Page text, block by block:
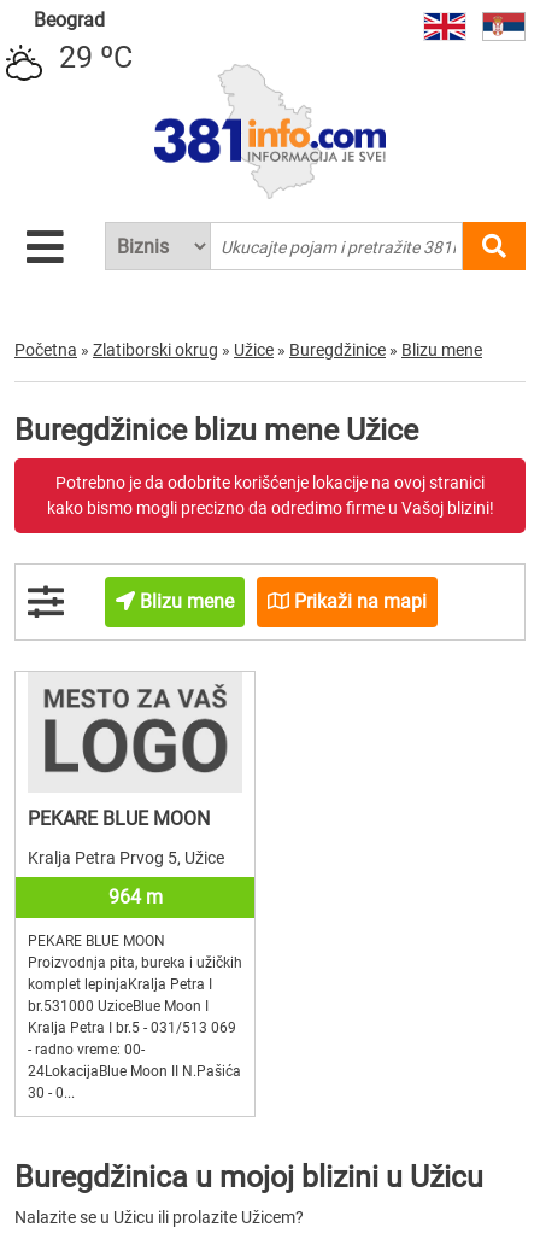
Beograd
29 ºC
Početna » Zlatiborski okrug » Užice » Buregdžinice » Blizu mene
Buregdžinice blizu mene Užice
Potrebno je da odobrite korišćenje lokacije na ovoj stranici
kako bismo mogli precizno da odredimo firme u Vašoj blizini!
Blizu mene Prikaži na mapi
PEKARE BLUE MOON
Kralja Petra Prvog 5, Užice
964 m
PEKARE BLUE MOON
Proizvodnja pita, bureka i užičkih
komplet lepinjaKralja Petra I
br.531000 UziceBlue Moon I
Kralja Petra I br.5 - 031/513 069
- radno vreme: 00-
24LokacijaBlue Moon II N.Pašića
30 - 0...
Buregdžinica u mojoj blizini u Užicu
Nalazite se u Užicu ili prolazite Užicem?